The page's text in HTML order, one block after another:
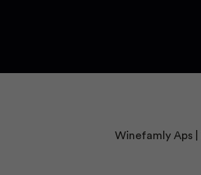
Winefamly Aps |